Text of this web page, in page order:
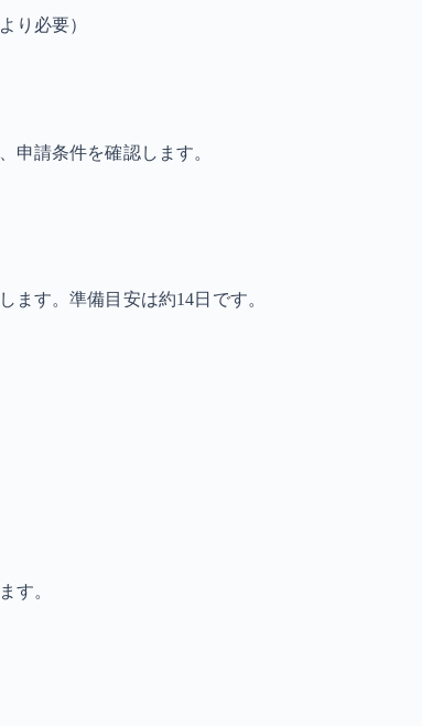
り必要）
申請条件を確認します。
ます。準備目安は約14日です。
す。